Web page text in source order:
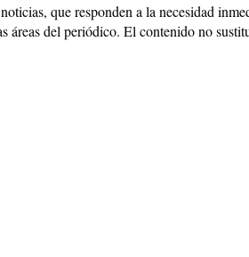
que responden a la necesidad
del periódico. El contenido no